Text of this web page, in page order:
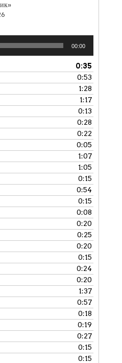
00:00
0:35
0:53
1:28
1:17
0:13
0:28
0:22
0:05
1:07
1:05
0:15
0:54
0:15
0:08
0:20
0:25
0:20
0:15
0:24
0:20
1:37
0:57
0:18
0:19
0:27
0:15
0:15